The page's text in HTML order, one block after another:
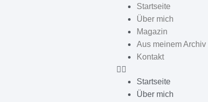
Startseite
Über mich
Magazin
Aus meinem Archiv
Kontakt
Startseite
Über mich